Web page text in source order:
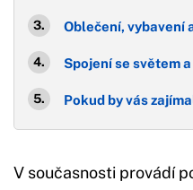
Oblečení, vybavení
Spojení se světem
Pokud by vás
V současnosti provádí